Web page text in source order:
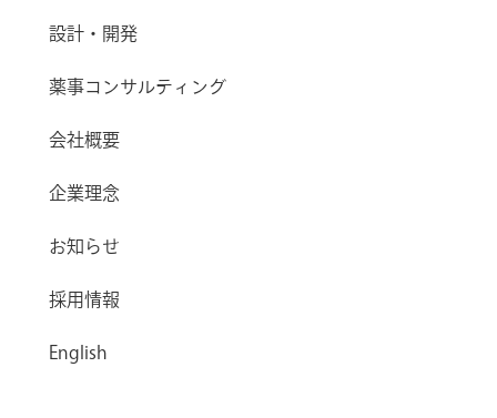
設計・開発
薬事コンサルティング
会社概要
企業理念
お知らせ
採用情報
English